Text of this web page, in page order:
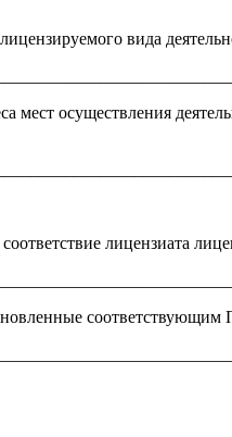
вида
мест осуществления
лицензиата